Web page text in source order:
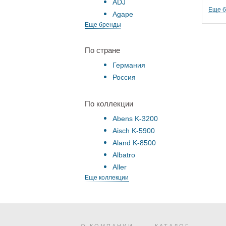
ADJ
Agape
Еще бренды
По стране
Германия
Россия
По коллекции
Abens K-3200
Aisch K-5900
Aland K-8500
Albatro
Aller
Еще коллекции
Еще